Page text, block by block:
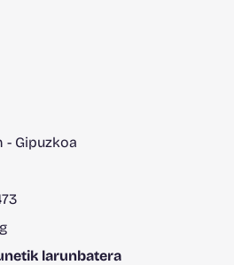
- Gipuzkoa
larunbatera